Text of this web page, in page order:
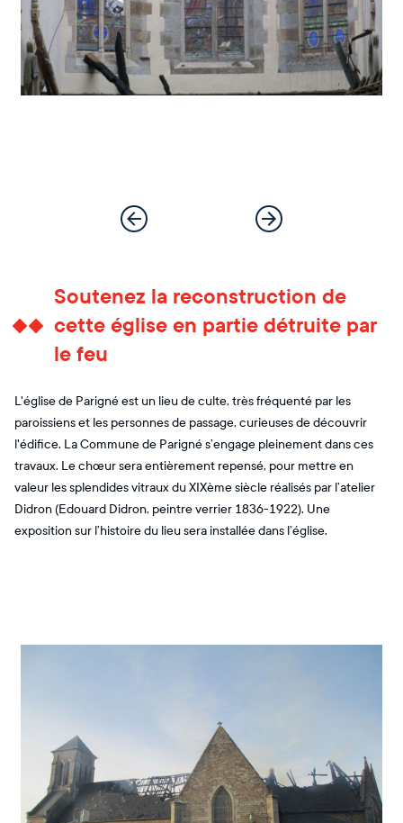
Soutenez la reconstruction de
cette église en partie détruite par
le feu
L'église de Parigné est un lieu de culte, très fréquenté par les
paroissiens et les personnes de passage, curieuses de découvrir
l'édifice. La Commune de Parigné s’engage pleinement dans ces
travaux. Le chœur sera entièrement repensé, pour mettre en
valeur les splendides vitraux du XIXème siècle réalisés par l’atelier
Didron (Edouard Didron, peintre verrier 1836-1922). Une
exposition sur l’histoire du lieu sera installée dans l’église.